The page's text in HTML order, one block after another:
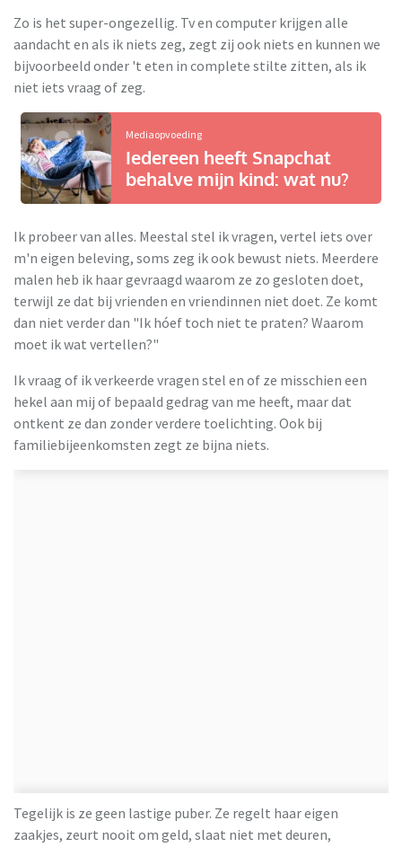
Zo is het super-ongezellig. Tv en computer krijgen alle
aandacht en als ik niets zeg, zegt zij ook niets en kunnen we
bijvoorbeeld onder 't eten in complete stilte zitten, als ik
niet iets vraag of zeg.
Mediaopvoeding
Iedereen heeft Snapchat
behalve mijn kind: wat nu?
Ik probeer van alles. Meestal stel ik vragen, vertel iets over
m'n eigen beleving, soms zeg ik ook bewust niets. Meerdere
malen heb ik haar gevraagd waarom ze zo gesloten doet,
terwijl ze dat bij vrienden en vriendinnen niet doet. Ze komt
dan niet verder dan "Ik hóef toch niet te praten? Waarom
moet ik wat vertellen?"
Ik vraag of ik verkeerde vragen stel en of ze misschien een
hekel aan mij of bepaald gedrag van me heeft, maar dat
ontkent ze dan zonder verdere toelichting. Ook bij
familiebijeenkomsten zegt ze bijna niets.
Tegelijk is ze geen lastige puber. Ze regelt haar eigen
zaakjes, zeurt nooit om geld, slaat niet met deuren,